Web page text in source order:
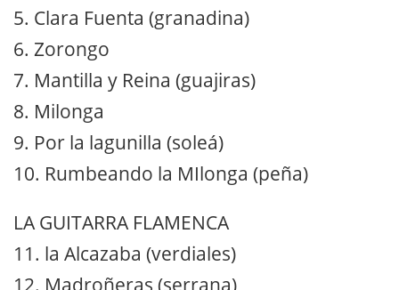
5. Clara Fuenta (granadina)
6. Zorongo
7. Mantilla y Reina (guajiras)
8. Milonga
9. Por la lagunilla (soleá)
10. Rumbeando la MIlonga (peña)
LA GUITARRA FLAMENCA
11. la Alcazaba (verdiales)